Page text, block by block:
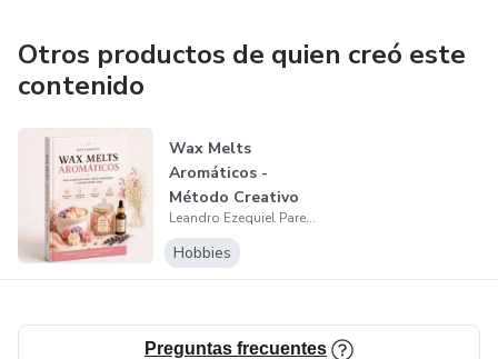
Otros productos de quien creó este
contenido
Wax Melts
Aromáticos -
Método Creativo
Leandro Ezequiel Paredes
Hobbies
Preguntas frecuentes